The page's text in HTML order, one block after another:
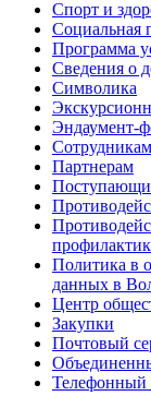
Спорт и
Социальная
Программа
Сведения о
Символика
Эндаумент-
Сотрудникам
Партнерам
Политика в
данных в
Центр
Закупки
Почтовый
Телефонный